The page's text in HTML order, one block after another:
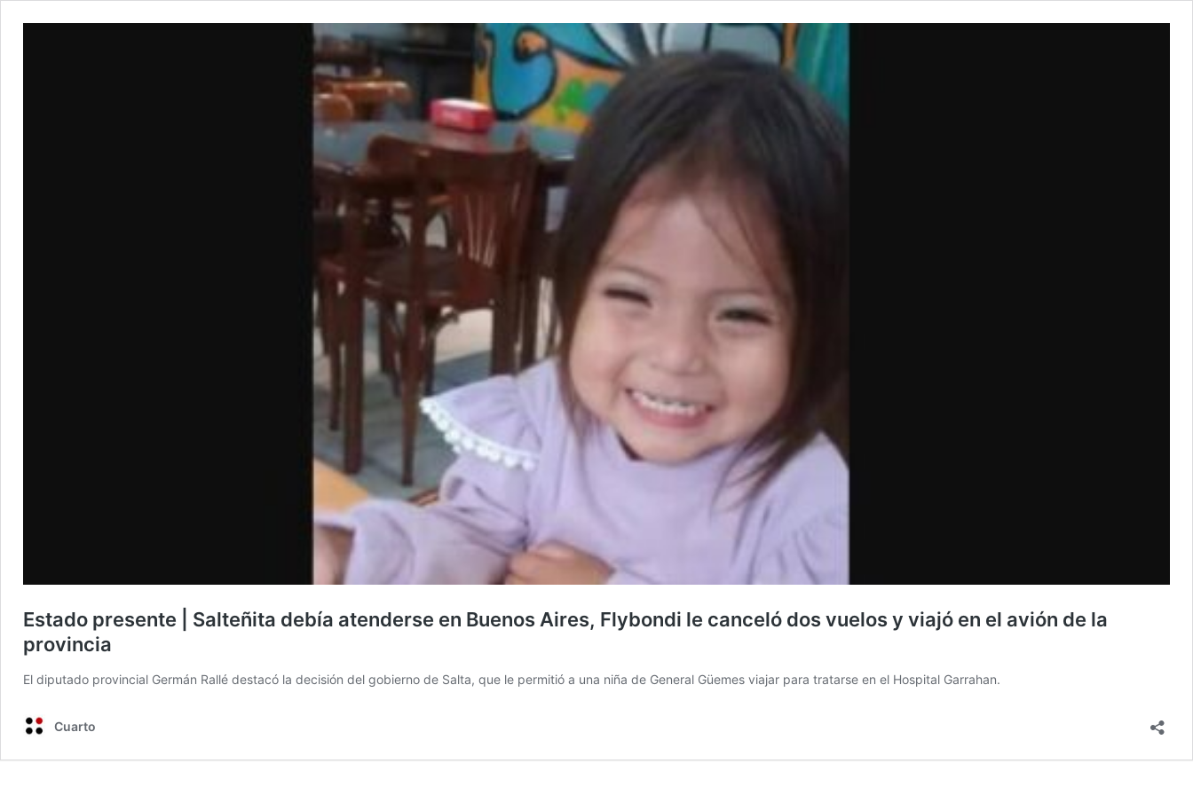
Estado presente | Salteñita debía atenderse en Buenos Aires, Flybondi le canceló dos vuelos y viajó en el avión de la
provincia
El diputado provincial Germán Rallé destacó la decisión del gobierno de Salta, que le permitió a una niña de General Güemes viajar para tratarse en el Hospital Garrahan.
Cuarto